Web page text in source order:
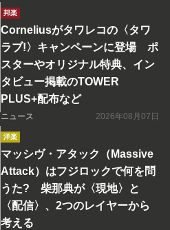
邦楽
Corneliusがタワレコの〈タワ
ラブ!〉キャンペーンに登場 ポ
スターやオリジナル特典、イン
タビュー掲載のTOWER
PLUS+配布など
ニュース 2026年08月07日
洋楽
マッシヴ・アタック（Massive
Attack）はフジロックで何を問
うた? 柴那典が〈現地〉と
〈配信〉、2つのレイヤーから
考える